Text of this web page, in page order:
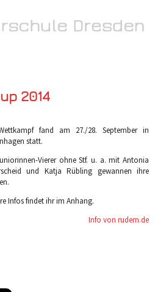
2014
fand am 27./28. September in
statt.
Vierer ohne Stf. u. a. mit Antonia
und Katja Rübling gewannen ihre
Infos findet ihr im Anhang.
Info von rudern.de